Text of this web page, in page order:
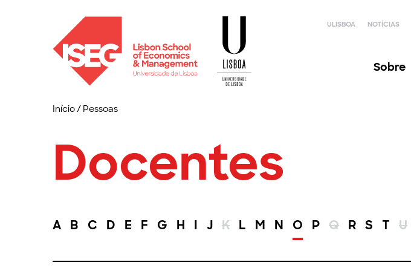
ULISBOA NOTÍCIAS
Sobre
Início/ Pessoas
Docentes
A B C D E F G H I J K L M N O P Q R S T U